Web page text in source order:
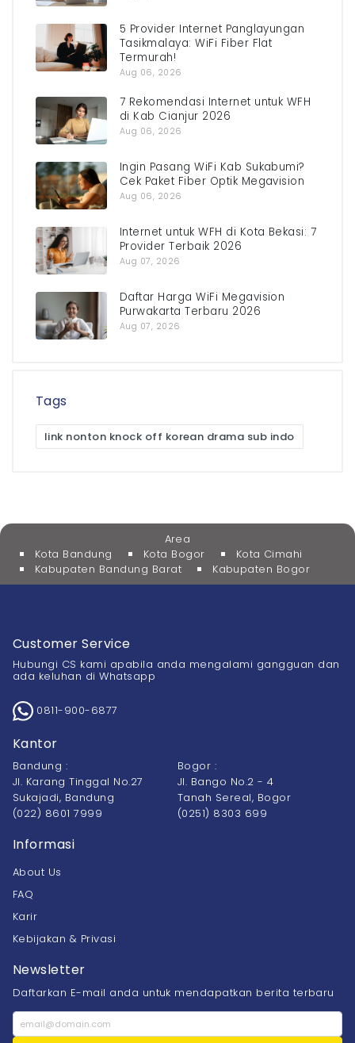
5 Provider Internet Panglayungan
Tasikmalaya: WiFi Fiber Flat
Termurah!
Aug 06, 2026
7 Rekomendasi Internet untuk WFH
di Kab Cianjur 2026
Aug 06, 2026
Ingin Pasang WiFi Kab Sukabumi?
Cek Paket Fiber Optik Megavision
Aug 06, 2026
Internet untuk WFH di Kota Bekasi: 7
Provider Terbaik 2026
Aug 07, 2026
Daftar Harga WiFi Megavision
Purwakarta Terbaru 2026
Aug 07, 2026
Tags
link nonton knock off korean drama sub indo
Area
Kota Bandung
Kota Bogor
Kota Cimahi
Kabupaten Bandung Barat
Kabupaten Bogor
Customer Service
Hubungi CS kami apabila anda mengalami gangguan dan
ada keluhan di Whatsapp
0811-900-6877
Kantor
Bandung :
Jl. Karang Tinggal No.27
Sukajadi, Bandung
(022) 8601 7999
Bogor :
Jl. Bango No.2 - 4
Tanah Sereal, Bogor
(0251) 8303 699
Informasi
About Us
FAQ
Karir
Kebijakan & Privasi
Newsletter
Daftarkan E-mail anda untuk mendapatkan berita terbaru